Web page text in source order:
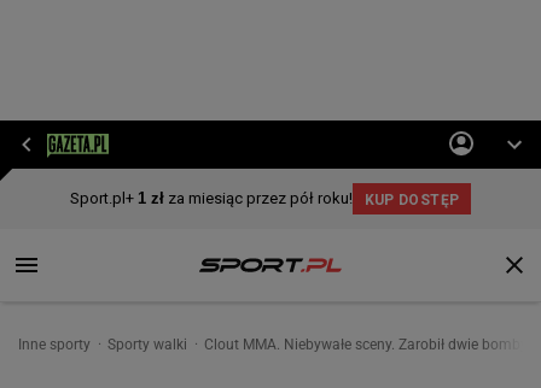
Inne sporty Sporty walki Clout MMA. Niebywałe sceny. Zarobił dwie